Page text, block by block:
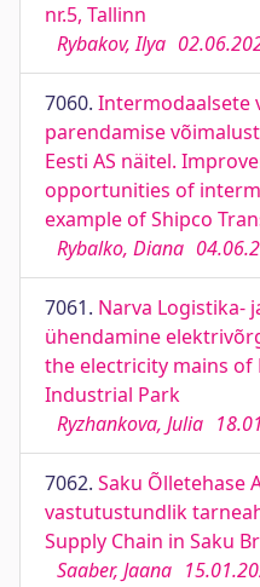
nr.5, Tallinn
Rybakov, Ilya
7060. Intermodaalsete
parendamise
Eesti AS näitel.
opportunities of
example of Shipco
Rybalko, Diana
7061. Narva Logistika-
ühendamine
the electricity mains of
Industrial Park
Ryzhankova, Julia
7062. Saku Õlletehase
vastutustundlik
Supply Chain in Saku
Saaber, Jaana